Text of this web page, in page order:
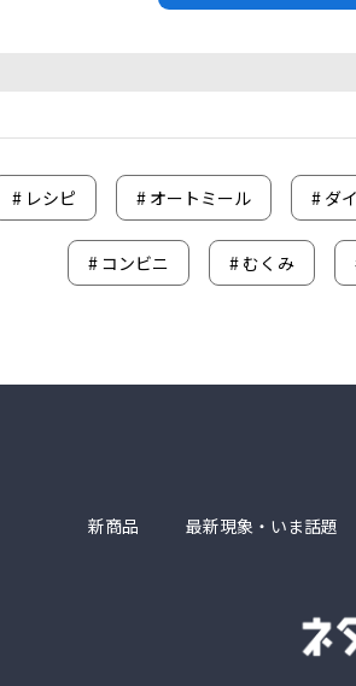
# レシピ # オートミール # ダ
# コンビニ # むくみ
新商品 最新現象・いま話題